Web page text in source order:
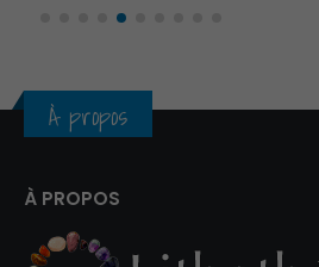
À propos
À PROPOS